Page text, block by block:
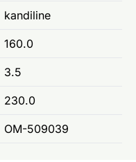
kandiline
160.0
3.5
230.0
OM-509039